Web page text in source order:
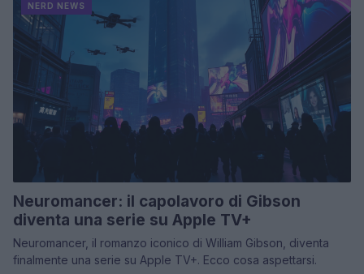
NERD NEWS
Neuromancer: il capolavoro di Gibson
diventa una serie su Apple TV+
Neuromancer, il romanzo iconico di William Gibson, diventa
finalmente una serie su Apple TV+. Ecco cosa aspettarsi.